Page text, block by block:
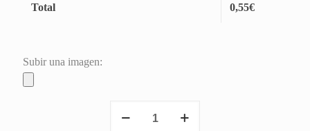
Total 0,55€
Subir una imagen:
Felipe